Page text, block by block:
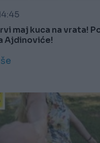
maj kuca na vrata!
Ajdinoviće!